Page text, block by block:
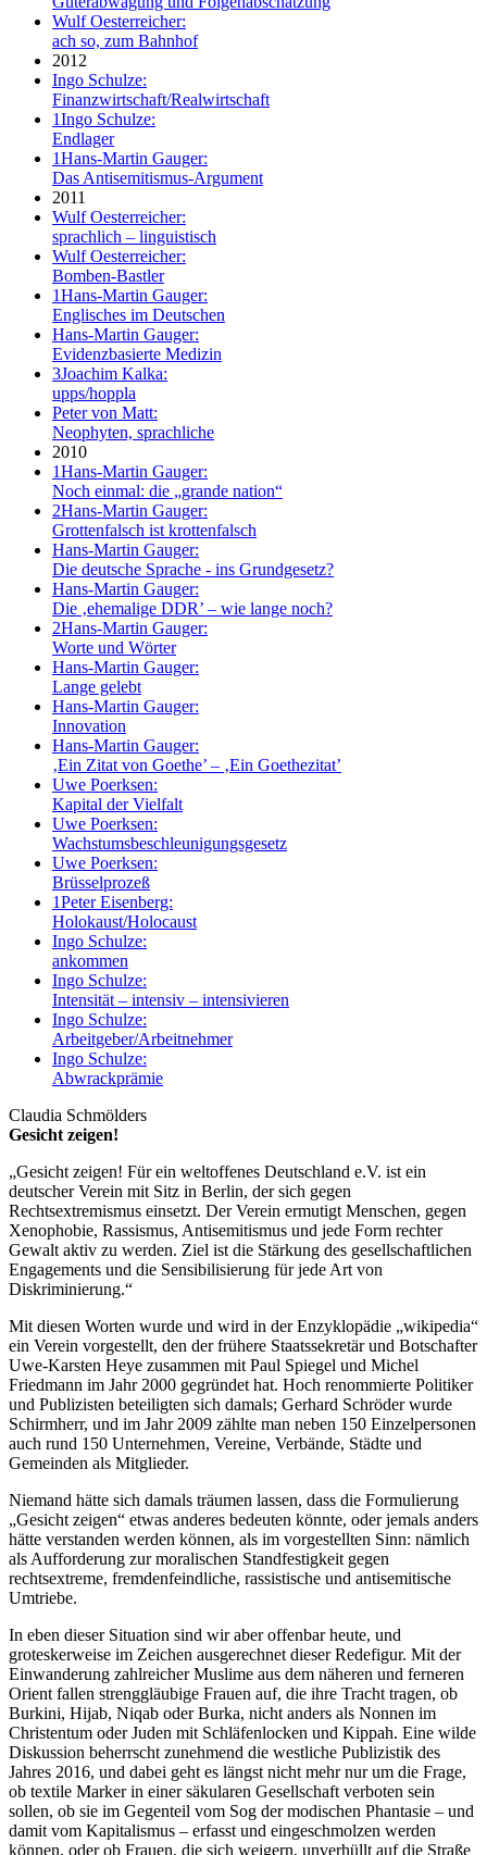
Wulf Oesterreicher:
ach so, zum Bahnhof
2012
Ingo Schulze:
Finanzwirtschaft/Realwirtschaft
1Ingo Schulze:
Endlager
1Hans-Martin Gauger:
Das Antisemitismus-Argument
2011
Wulf Oesterreicher:
sprachlich – linguistisch
Wulf Oesterreicher:
Bomben-Bastler
1Hans-Martin Gauger:
Englisches im Deutschen
Hans-Martin Gauger:
Evidenzbasierte Medizin
3Joachim Kalka:
upps/hoppla
Peter von Matt:
Neophyten, sprachliche
2010
1Hans-Martin Gauger:
Noch einmal: die „grande nation“
2Hans-Martin Gauger:
Grottenfalsch ist krottenfalsch
Hans-Martin Gauger:
Die deutsche Sprache - ins Grundgesetz?
Hans-Martin Gauger:
Die ‚ehemalige DDR’ – wie lange noch?
2Hans-Martin Gauger:
Worte und Wörter
Hans-Martin Gauger:
Lange gelebt
Hans-Martin Gauger:
Innovation
Hans-Martin Gauger:
‚Ein Zitat von Goethe’ – ‚Ein Goethezitat’
Uwe Poerksen:
Kapital der Vielfalt
Uwe Poerksen:
Wachstumsbeschleunigungsgesetz
Uwe Poerksen:
Brüsselprozeß
1Peter Eisenberg:
Holokaust/Holocaust
Ingo Schulze:
ankommen
Ingo Schulze:
Intensität – intensiv – intensivieren
Ingo Schulze:
Arbeitgeber/Arbeitnehmer
Ingo Schulze:
Abwrackprämie
Claudia Schmölders
Gesicht zeigen!
„Gesicht zeigen! Für ein weltoffenes Deutschland e.V. ist ein
deutscher Verein mit Sitz in Berlin, der sich gegen
Rechtsextremismus einsetzt. Der Verein ermutigt Menschen, gegen
Xenophobie, Rassismus, Antisemitismus und jede Form rechter
Gewalt aktiv zu werden. Ziel ist die Stärkung des gesellschaftlichen
Engagements und die Sensibilisierung für jede Art von
Diskriminierung.“
Mit diesen Worten wurde und wird in der Enzyklopädie „wikipedia“
ein Verein vorgestellt, den der frühere Staatssekretär und Botschafter
Uwe-Karsten Heye zusammen mit Paul Spiegel und Michel
Friedmann im Jahr 2000 gegründet hat. Hoch renommierte Politiker
und Publizisten beteiligten sich damals; Gerhard Schröder wurde
Schirmherr, und im Jahr 2009 zählte man neben 150 Einzelpersonen
auch rund 150 Unternehmen, Vereine, Verbände, Städte und
Gemeinden als Mitglieder.
Niemand hätte sich damals träumen lassen, dass die Formulierung
„Gesicht zeigen“ etwas anderes bedeuten könnte, oder jemals anders
hätte verstanden werden können, als im vorgestellten Sinn: nämlich
als Aufforderung zur moralischen Standfestigkeit gegen
rechtsextreme, fremdenfeindliche, rassistische und antisemitische
Umtriebe.
In eben dieser Situation sind wir aber offenbar heute, und
groteskerweise im Zeichen ausgerechnet dieser Redefigur. Mit der
Einwanderung zahlreicher Muslime aus dem näheren und ferneren
Orient fallen strenggläubige Frauen auf, die ihre Tracht tragen, ob
Burkini, Hijab, Niqab oder Burka, nicht anders als Nonnen im
Christentum oder Juden mit Schläfenlocken und Kippah. Eine wilde
Diskussion beherrscht zunehmend die westliche Publizistik des
Jahres 2016, und dabei geht es längst nicht mehr nur um die Frage,
ob textile Marker in einer säkularen Gesellschaft verboten sein
sollen, ob sie im Gegenteil vom Sog der modischen Phantasie – und
damit vom Kapitalismus – erfasst und eingeschmolzen werden
können, oder ob Frauen, die sich weigern, unverhüllt auf die Straße